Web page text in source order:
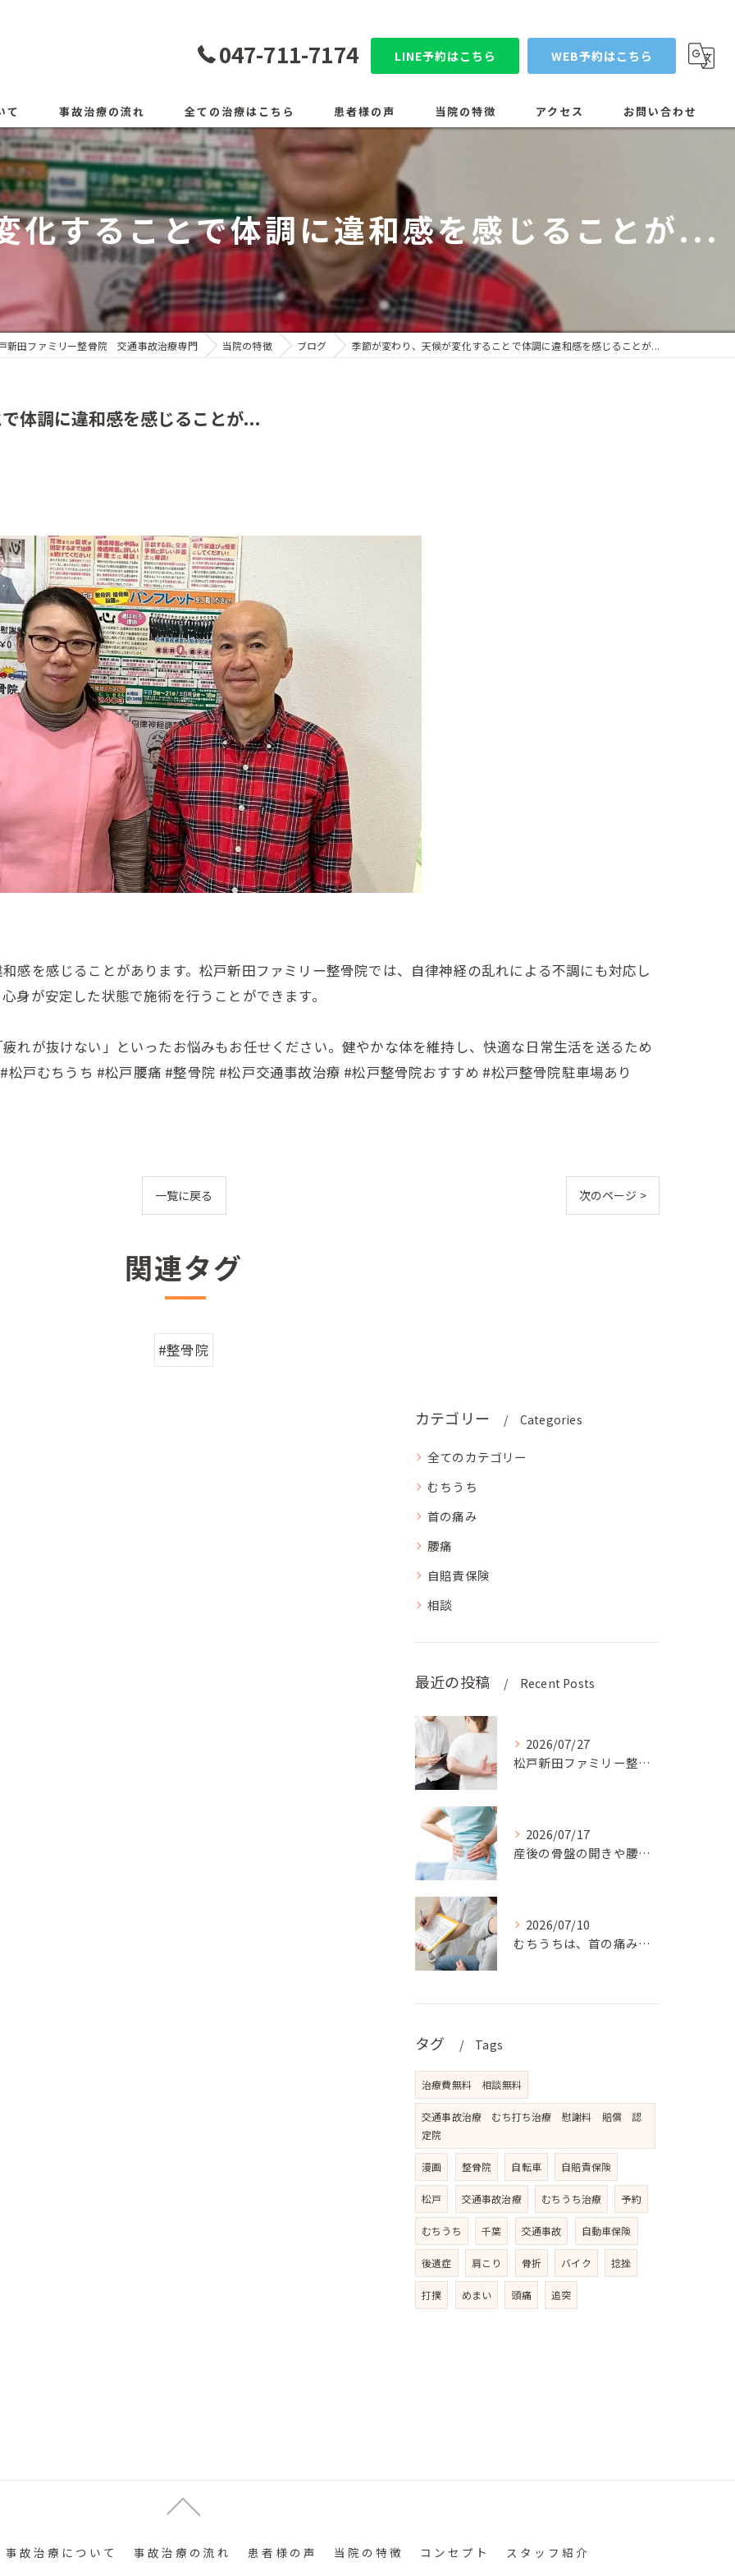
047-711-7174 LINE予約はこちら WEB予約はこちら
て 事故治療の流れ 全ての治療はこちら 患者様の声 当院の特徴
当院の設備医療機器
ブログ
アクセス お問い合わせ
化することで体調に違和感を感じることが...
新田ファミリー整骨院 交通事故治療専門 当院の特徴 ブログ 季節が変わり、天候が変化することで体調に違和感を感じることが...
体調に違和感を感じることが...
感を感じることがあります。松戸新田ファミリー整骨院では、自律神経の乱れによる不調にも対応し
身が安定した状態で施術を行うことができます。
れが抜けない」といったお悩みもお任せください。健やかな体を維持し、快適な日常生活を送るため
戸むちうち #松戸腰痛 #整骨院 #松戸交通事故治療 #松戸整骨院おすすめ #松戸整骨院駐車場あり
一覧に戻る 次のページ >
関連タグ
#整骨院
カテゴリー Categories
全てのカテゴリー
むちうち
首の痛み
腰痛
自賠責保険
相談
最近の投稿 Recent Posts
2026/07/27
松戸新田ファミリー整骨院では、患者様のライフスタイルに合わせ...
2026/07/17
産後の骨盤の開きや腰の痛みでお悩みのママさんには、松戸新田フ...
2026/07/10
むちうちは、首の痛みだけでなく、肩こり、背中の張り、手のしび...
タグ Tags
治療費無料 相談無料
交通事故治療 むち打ち治療 慰謝料 賠償 認
定院
漫画 整骨院 自転車 自賠責保険
松戸 交通事故治療 むちうち治療 予約
むちうち 千葉 交通事故 自動車保険
後遺症 肩こり 骨折 バイク 捻挫
打撲 めまい 頭痛 追突
事故治療について 事故治療の流れ 患者様の声 当院の特徴 コンセプト
スタッフ紹介